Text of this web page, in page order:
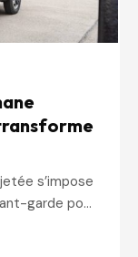
s’impose
garde pour